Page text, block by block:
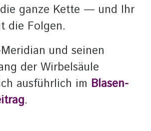
ganze Kette — und Ihr
die Folgen.
und seinen
der Wirbelsäule
ausführlich im Blasen-
.